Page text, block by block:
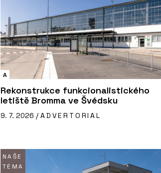
A
Rekonstrukce funkcionalistického
letiště Bromma ve Švédsku
9. 7. 2026 / ADVERTORIAL
NAŠE
TÉMA